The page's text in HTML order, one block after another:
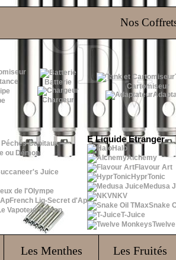
Nos
Batterie
Chargeur
Cartomiseur
Péchés Capitaux
ou Démon
Juice
de l'Olympe
French Liq-Secret d'Ap
Vapoteur Breton
E Liquide Etranger
Halo
Alchemy
Flavour Art
HyprTonic
Medusa
NKV
Snake
T-Juice
Les Menthes Les Fruités